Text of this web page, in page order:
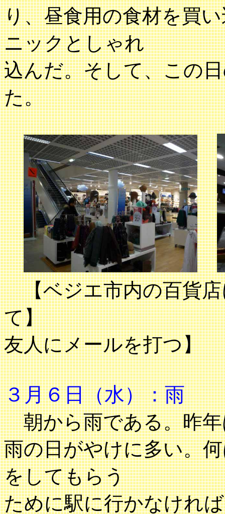
り、昼食用の食材を買
ニックとしゃれ
込んだ。そして、この
た。
【ベジエ市内の百貨店
て】 【
友人にメールを打つ】
３月６日（水）：雨
朝から雨である。昨年
雨の日がやけに多い。
をしてもらう
ために駅に行かなけれ